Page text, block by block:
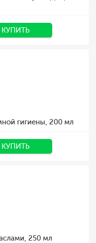
КУПИТЬ
гигиены, 200 мл
КУПИТЬ
250 мл